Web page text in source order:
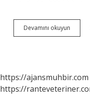
Devamını okuyun
Yaşında
https://ajansmuhbir.com
https://